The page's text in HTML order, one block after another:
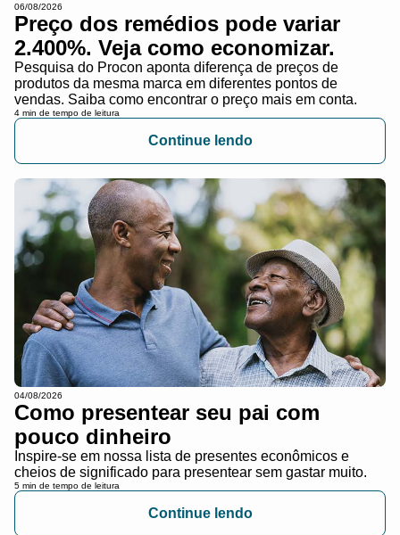
06/08/2026
Preço dos remédios pode variar
2.400%. Veja como economizar.
Pesquisa do Procon aponta diferença de preços de
produtos da mesma marca em diferentes pontos de
vendas. Saiba como encontrar o preço mais em conta.
4 min de tempo de leitura
Continue lendo
04/08/2026
Como presentear seu pai com
pouco dinheiro
Inspire-se em nossa lista de presentes econômicos e
cheios de significado para presentear sem gastar muito.
5 min de tempo de leitura
Continue lendo